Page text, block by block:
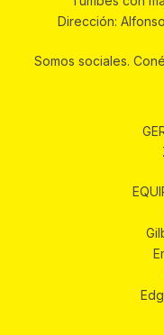
Dirección:
Somos sociales.